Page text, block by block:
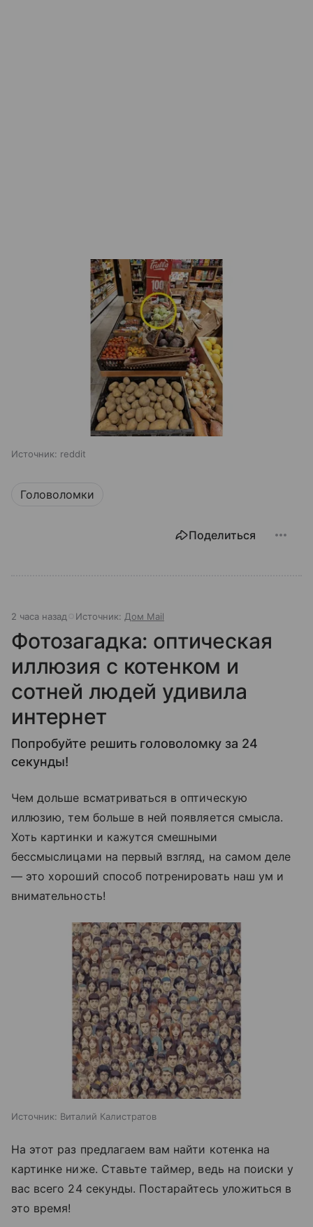
Источник: reddit
Головоломки
Поделиться
2 часа назад Источник: Дом Mail
Фотозагадка: оптическая
иллюзия с котенком и
сотней людей удивила
интернет
Попробуйте решить головоломку за 24
секунды!
Чем дольше всматриваться в оптическую
иллюзию, тем больше в ней появляется смысла.
Хоть картинки и кажутся смешными
бессмыслицами на первый взгляд, на самом деле
— это хороший способ потренировать наш ум и
внимательность!
Источник: Виталий Калистратов
На этот раз предлагаем вам найти котенка на
картинке ниже. Ставьте таймер, ведь на поиски у
вас всего 24 секунды. Постарайтесь уложиться в
это время!